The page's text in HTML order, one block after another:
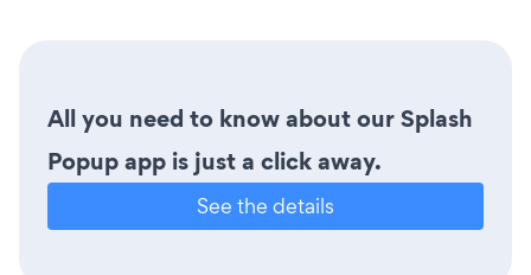
All you need to know about our Splash
Popup app is just a click away.
See the details